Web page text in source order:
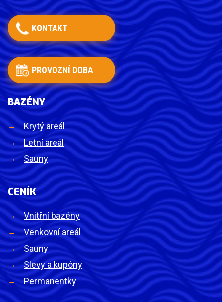
KONTAKT
PROVOZNÍ DOBA
BAZÉNY
Krytý areál
Letní areál
Sauny
CENÍK
Vnitřní bazény
Venkovní areál
Sauny
Slevy a kupóny
Permanentky